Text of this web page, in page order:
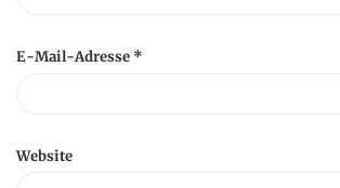
E-Mail-Adresse *
Website